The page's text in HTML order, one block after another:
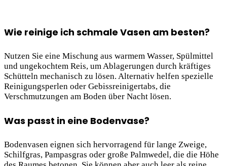
Wie reinige ich schmale Vasen am besten?
Nutzen Sie eine Mischung aus warmem Wasser, Spülmittel
und ungekochtem Reis, um Ablagerungen durch kräftiges
Schütteln mechanisch zu lösen. Alternativ helfen spezielle
Reinigungsperlen oder Gebissreinigertabs, die
Verschmutzungen am Boden über Nacht lösen.
Was passt in eine Bodenvase?
Bodenvasen eignen sich hervorragend für lange Zweige,
Schilfgras, Pampasgras oder große Palmwedel, die die Höhe